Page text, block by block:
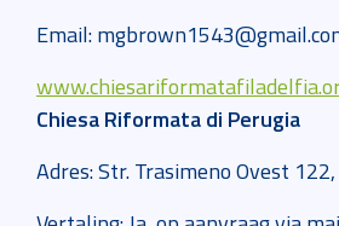
Email:
Chiesa Riformata di Perugia
Adres: Str. Trasimeno Ovest